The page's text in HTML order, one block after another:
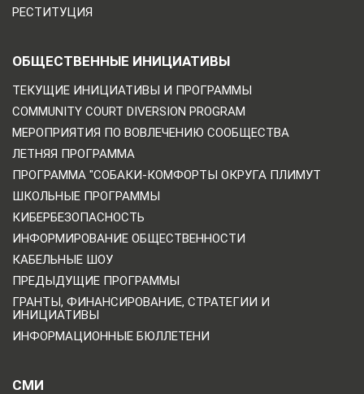
РЕСТИТУЦИЯ
ОБЩЕСТВЕННЫЕ ИНИЦИАТИВЫ
ТЕКУЩИЕ ИНИЦИАТИВЫ И ПРОГРАММЫ
COMMUNITY COURT DIVERSION PROGRAM
МЕРОПРИЯТИЯ ПО ВОВЛЕЧЕНИЮ СООБЩЕСТВА
ЛЕТНЯЯ ПРОГРАММА
ПРОГРАММА "СОБАКИ-КОМФОРТЫ ОКРУГА ПЛИМУТ
ШКОЛЬНЫЕ ПРОГРАММЫ
КИБЕРБЕЗОПАСНОСТЬ
ИНФОРМИРОВАНИЕ ОБЩЕСТВЕННОСТИ
КАБЕЛЬНЫЕ ШОУ
ПРЕДЫДУЩИЕ ПРОГРАММЫ
ГРАНТЫ, ФИНАНСИРОВАНИЕ, СТРАТЕГИИ И
ИНИЦИАТИВЫ
ИНФОРМАЦИОННЫЕ БЮЛЛЕТЕНИ
СМИ